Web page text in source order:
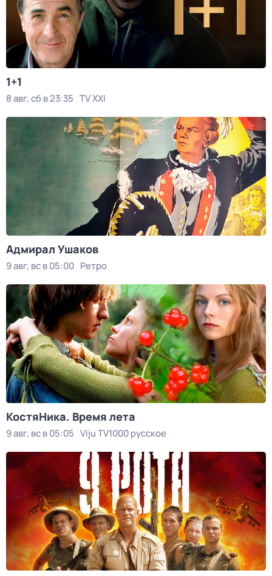
1+1
8 авг, сб в 23:35 TV XXI
Адмирал Ушаков
9 авг, вс в 05:00 Ретро
КостяНика. Время лета
9 авг, вс в 05:05 Viju TV1000 русское